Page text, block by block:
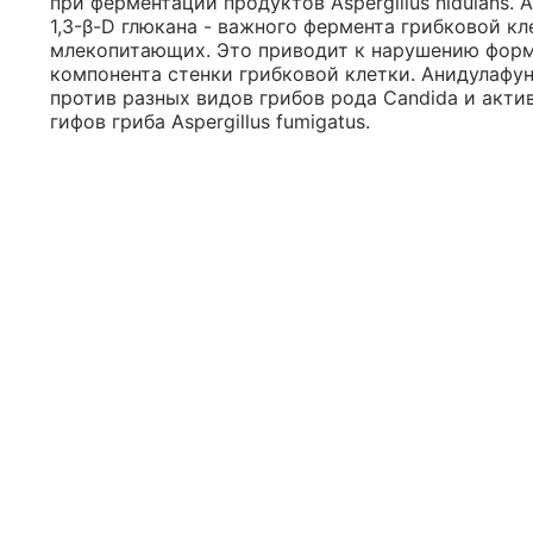
1,3-β-D глюкана - важного фермента грибковой
млекопитающих. Это приводит к нарушению
компонента стенки грибковой клетки.
против разных видов грибов рода Candida и
гифов гриба Aspergillus fumigatus.